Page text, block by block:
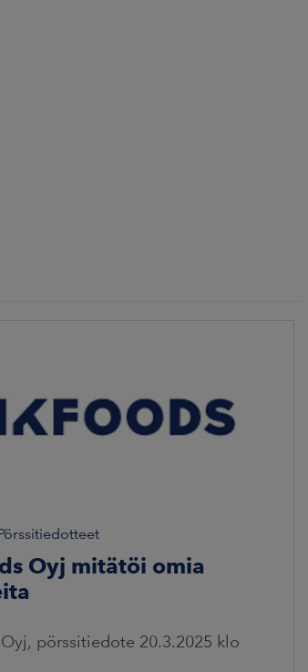
Oyj mitätöi omia
pörssitiedote 20.3.2025 klo